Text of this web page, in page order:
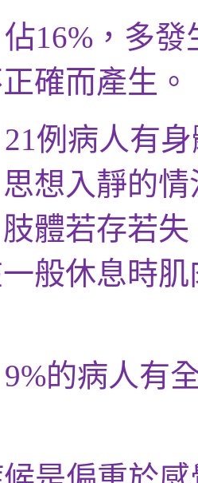
佔16% ，多
確而產生。
21例病人有
想入靜的
體若存若
般休息時
9%的病人有